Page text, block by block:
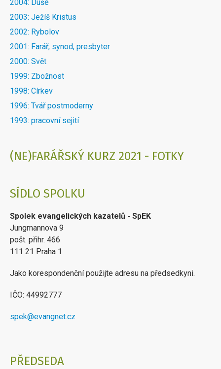
2004: Duše
2003: Ježíš Kristus
2002: Rybolov
2001: Farář, synod, presbyter
2000: Svět
1999: Zbožnost
1998: Církev
1996: Tvář postmoderny
1993: pracovní sejití
(NE)FARÁŘSKÝ KURZ 2021 - FOTKY
SÍDLO SPOLKU
Spolek evangelických kazatelů - SpEK
Jungmannova 9
pošt. přihr. 466
111 21 Praha 1
Jako korespondenční použijte adresu na předsedkyni.
IČO: 44992777
spek@evangnet.cz
PŘEDSEDA